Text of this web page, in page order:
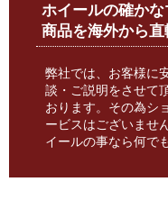
ホイールの確か
商品を海外から
弊社では、お客様に
談・ご説明をさせて
おります。その為シ
ービスはございませ
イールの事なら何で